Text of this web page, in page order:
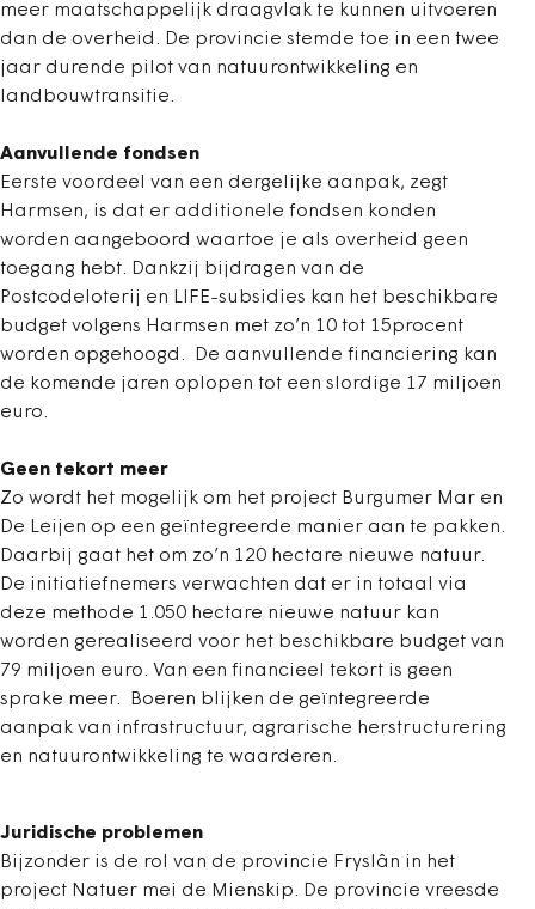
meer maatschappelijk draagvlak te kunnen uitvoeren
dan de overheid. De provincie stemde toe in een twee
jaar durende pilot van natuurontwikkeling en
landbouwtransitie.
Aanvullende fondsen
Eerste voordeel van een dergelijke aanpak, zegt
Harmsen, is dat er additionele fondsen konden
worden aangeboord waartoe je als overheid geen
toegang hebt. Dankzij bijdragen van de
Postcodeloterij en LIFE-subsidies kan het beschikbare
budget volgens Harmsen met zo’n 10 tot 15procent
worden opgehoogd. De aanvullende financiering kan
de komende jaren oplopen tot een slordige 17 miljoen
euro.
Geen tekort meer
Zo wordt het mogelijk om het project Burgumer Mar en
De Leijen op een geïntegreerde manier aan te pakken.
Daarbij gaat het om zo’n 120 hectare nieuwe natuur.
De initiatiefnemers verwachten dat er in totaal via
deze methode 1.050 hectare nieuwe natuur kan
worden gerealiseerd voor het beschikbare budget van
79 miljoen euro. Van een financieel tekort is geen
sprake meer. Boeren blijken de geïntegreerde
aanpak van infrastructuur, agrarische herstructurering
en natuurontwikkeling te waarderen.
Juridische problemen
Bijzonder is de rol van de provincie Fryslân in het
project Natuer mei de Mienskip. De provincie vreesde